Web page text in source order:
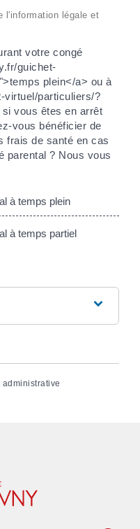
l'information légale et
votre congé
guichet-
plein</a> ou à
virtuel/particuliers/?
vous êtes en arrêt
vous bénéficier de
frais de santé en cas
parental ? Nous vous
à temps plein
à temps partiel
administrative